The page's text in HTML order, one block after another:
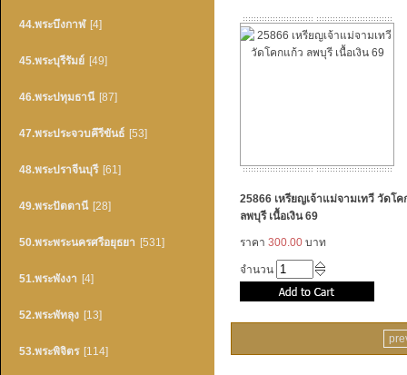
44.พระบึงกาฬ [4]
45.พระบุรีรัมย์ [49]
46.พระปทุมธานี [87]
47.พระประจวบคึรีขันธ์ [53]
48.พระปราจีนบุรี [61]
49.พระปัตตานี [28]
50.พระพระนครศรีอยุธยา [531]
51.พระพังงา [4]
52.พระพัทลุง [13]
53.พระพิจิตร [114]
25866 เหรียญเจ้าแม่จามเทวี วัดโค
ลพบุรี เนื้อเงิน 69
ราคา 300.00 บาท
จำนวน